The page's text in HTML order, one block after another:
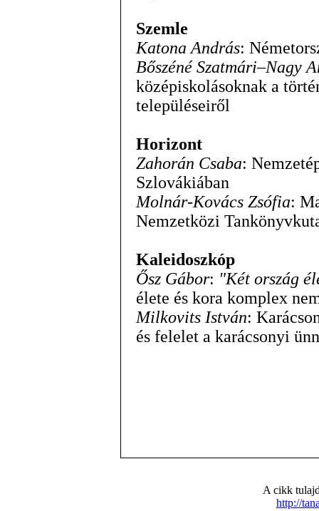
Szemle
Katona András:
Bőszéné Szatmári–Nagy
középiskolásoknak a
településeiről
Horizont
Zahorán Csaba:
Szlovákiában
Molnár-Kovács Zsófia:
Nemzetközi
Kaleidoszkóp
Ősz Gábor: "Két ország
élete és kora komplex
Milkovits István:
és felelet a karácsonyi
A cikk
http://